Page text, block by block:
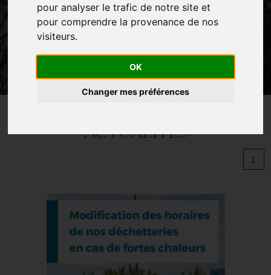
pour analyser le trafic de notre site et
pour comprendre la provenance de nos
visiteurs.
OK
Changer mes préférences
ACTUALITÉS
1